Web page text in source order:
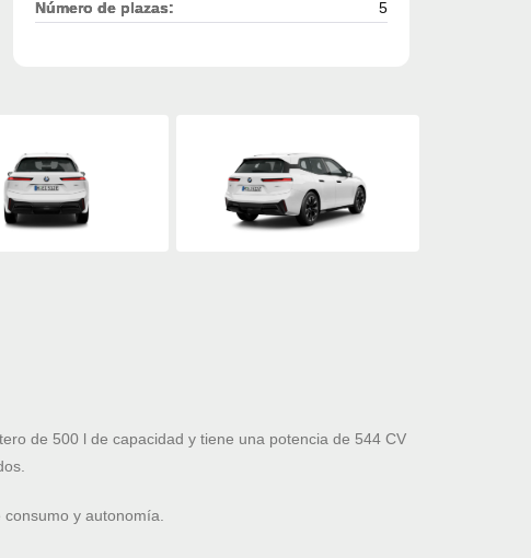
Número de plazas: 5
de 500 l de capacidad y tiene una potencia de 544 CV
consumo y autonomía.